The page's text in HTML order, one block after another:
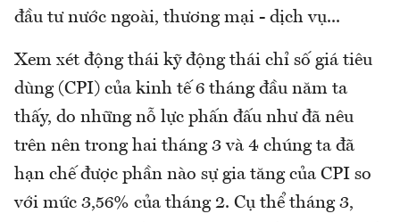
đầu tư nước ngoài, thương mại - dịch vụ...
Xem xét động thái kỹ động thái chỉ số giá tiêu
dùng (CPI) của kinh tế 6 tháng đầu năm ta
thấy, do những nỗ lực phấn đấu như đã nêu
trên nên trong hai tháng 3 và 4 chúng ta đã
hạn chế được phần nào sự gia tăng của CPI so
với mức 3,56% của tháng 2. Cụ thể tháng 3,